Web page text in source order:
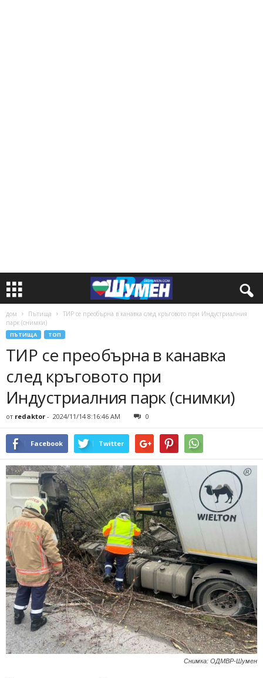
дом Пътища
ТИР се преобърна в канавка след кръговото при Индустриалния
парк (снимки)
ПЪТИЩА ТОП
ТИР се преобърна в канавка
след кръговото при
Индустриалния парк (снимки)
от redaktor - 2024/11/14 8:16:46 AM 0
Facebook Twitter
Снимка: ОДМВР-Шумен